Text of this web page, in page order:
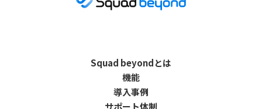
Squad beyondとは
機能
導入事例